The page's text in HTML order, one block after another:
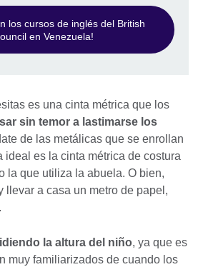
los cursos de inglés del British
en Venezuela!
es una cinta métrica que los
sin temor a lastimarse los
de las metálicas que se enrollan
ideal es la cinta métrica de costura
la que utiliza la abuela. O bien,
llevar a casa un metro de papel,
la altura del niño, ya que es
muy familiarizados de cuando los